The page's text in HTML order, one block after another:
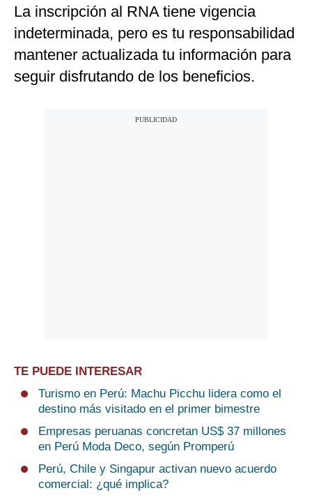
La inscripción al RNA tiene vigencia
indeterminada, pero es tu responsabilidad
mantener actualizada tu información para
seguir disfrutando de los beneficios.
TE PUEDE INTERESAR
Turismo en Perú: Machu Picchu lidera como el
destino más visitado en el primer bimestre
Empresas peruanas concretan US$ 37 millones
en Perú Moda Deco, según Promperú
Perú, Chile y Singapur activan nuevo acuerdo
comercial: ¿qué implica?